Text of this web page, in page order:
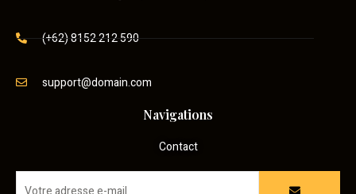
(+62) 8152 212 590
support@domain.com
Navigations
Contact